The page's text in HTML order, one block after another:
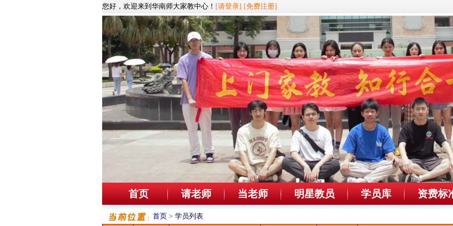
您好，欢迎来到华南师大家教中心！ [请登录] [免费注册]
首页 请老师 当老师 明星教员 学员库 资费标
首页 > 学员列表